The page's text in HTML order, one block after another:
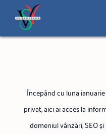
Începând cu luna
privat, aici ai acces la
domeniul vânzări, SEO